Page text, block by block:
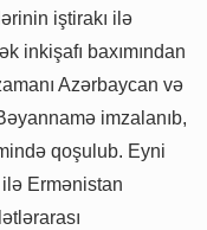
iştirakı ilə
inkişafı baxımından
Azərbaycan və
imzalanıb,
qoşulub. Eyni
Ermənistan